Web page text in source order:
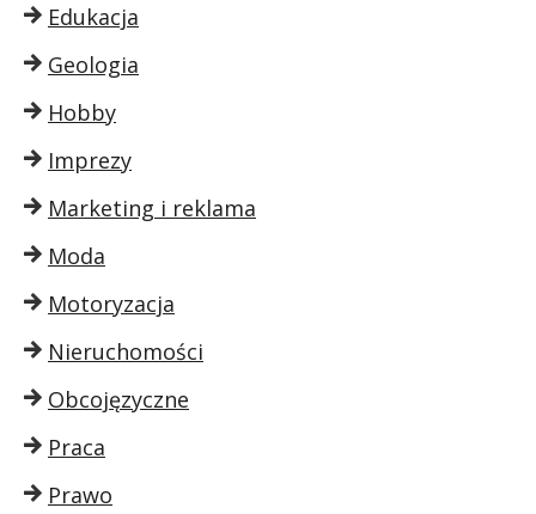
Edukacja
Geologia
Hobby
Imprezy
Marketing i reklama
Moda
Motoryzacja
Nieruchomości
Obcojęzyczne
Praca
Prawo